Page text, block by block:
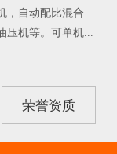
，自动配比混合
机等。可单机...
荣誉资质